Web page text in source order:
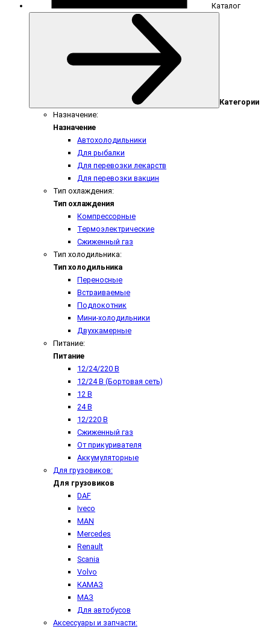
Каталог
Категории
Назначение:
Назначение
Автохолодильники
Для рыбалки
Для перевозки лекарств
Для перевозки вакцин
Тип охлаждения:
Тип охлаждения
Компрессорные
Термоэлектрические
Сжиженный газ
Тип холодильника:
Тип холодильника
Переносные
Встраиваемые
Подлокотник
Мини-холодильники
Двухкамерные
Питание:
Питание
12/24/220 В
12/24 В (Бортовая сеть)
12 В
24 В
12/220 В
Сжиженный газ
От прикуривателя
Аккумуляторные
Для грузовиков:
Для грузовиков
DAF
Iveco
MAN
Mercedes
Renault
Scania
Volvo
КАМАЗ
МАЗ
Для автобусов
Аксессуары и запчасти: